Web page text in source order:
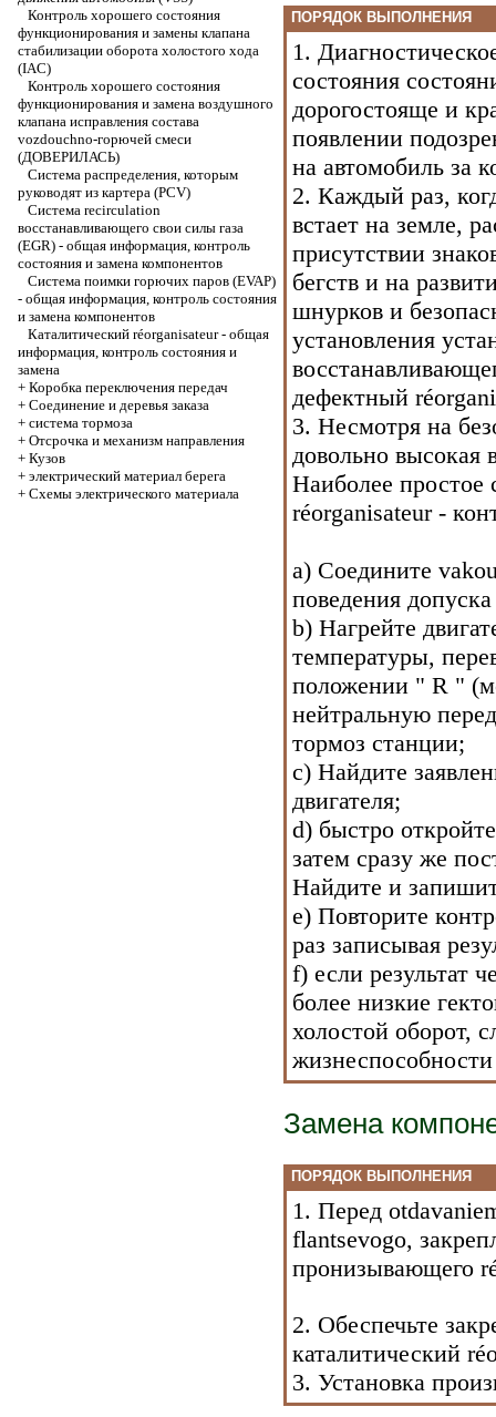
Контроль хорошего состояния
функционирования и замены клапана
стабилизации оборота холостого хода
(IAC)
Контроль хорошего состояния
функционирования и замена воздушного
клапана исправления состава
vozdouchno-горючей смеси
(ДОВЕРИЛАСЬ)
Система распределения, которым
руководят из картера (PCV)
Система recirculation
восстанавливающего свои силы газа
(EGR) - общая информация, контроль
состояния и замена компонентов
Система поимки горючих паров (EVAP)
- общая информация, контроль состояния
и замена компонентов
Каталитический réorganisateur - общая
информация, контроль состояния и
замена
+ Коробка переключения передач
+ Соединение и деревья заказа
+ система тормоза
+ Отсрочка и механизм направления
+ Кузов
+ электрический материал берега
+ Схемы электрического материала
ПОРЯДОК ВЫПОЛНЕНИЯ
1.
состояния
дорогостояще и
появлении
на автомобиль за
2. Каждый раз,
встает на земле,
присутствии
бегств и на
шнурков и
установления
дефектный
3. Несмотря на
довольно высокая
Наиболее простое
réorganisateur -
a) Соедините
поведения
b) Нагрейте
температуры,
положении " R "
нейтральную
тормоз станции;
c) Найдите
двигателя;
d) быстро
затем сразу же
Найдите и
e) Повторите
раз записывая
f) если результат
более низкие
холостой оборот,
Замена
ПОРЯДОК ВЫПОЛНЕНИЯ
1. Перед
flantsevogo,
пронизывающего
2. Обеспечьте
каталитический
3. Установка